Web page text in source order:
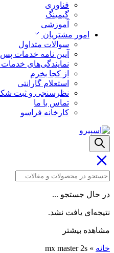
فناوری
گیمینگ
آموزشی
امور مشتریان
سوالات متداول
آیین نامه خدمات
نمایندگی‌های
از کجا بخرم
استعلام گارانتی
نظرسنجی و ثبت
تماس با ما
کارخانه فراسو
در حال جستجو ...
نتیجه‌ای یافت نشد.
مشاهده بیشتر
خانه »
mx master 2s